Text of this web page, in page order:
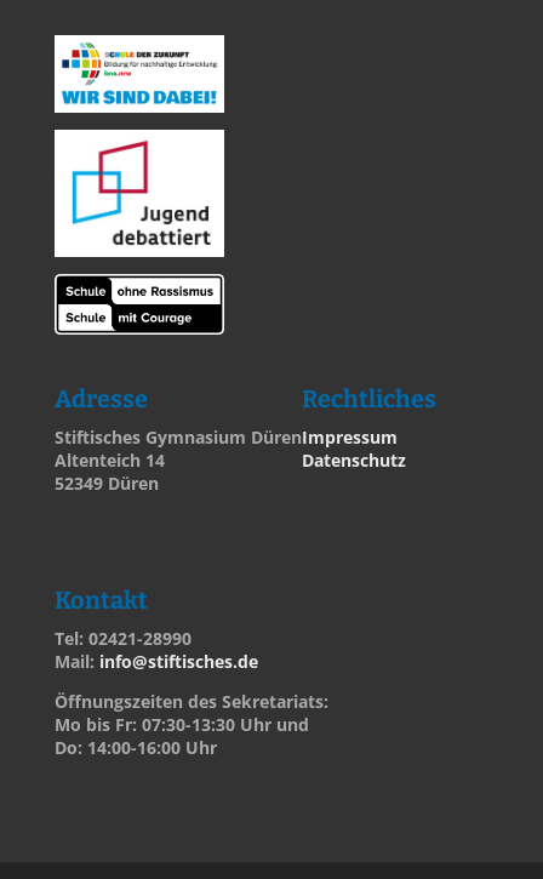
Adresse
Stiftisches Gymnasium Düren
Altenteich 14
52349 Düren
Rechtliches
Impressum
Datenschutz
Kontakt
Tel: 02421-28990
Mail: info@stiftisches.de
Öffnungszeiten des Sekretariats:
Mo bis Fr: 07:30-13:30 Uhr und
Do: 14:00-16:00 Uhr